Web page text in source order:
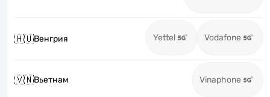
🇭🇺Венгрия Yettel Vodafone
🇻🇳Вьетнам Vinaphone